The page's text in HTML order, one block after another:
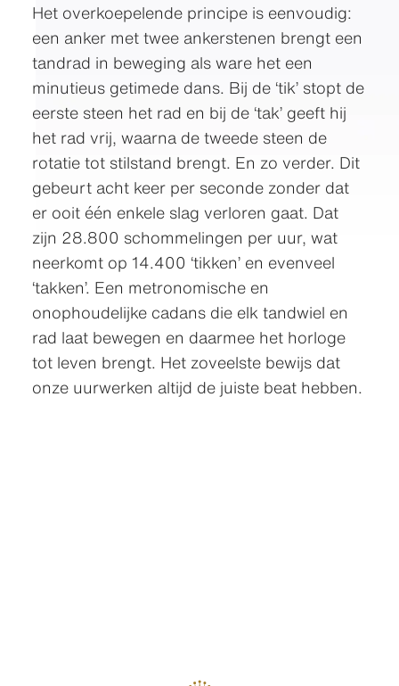
Het overkoepelende principe is eenvoudig:
een anker met twee ankerstenen brengt een
tandrad in beweging als ware het een
minutieus getimede dans. Bij de ‘tik’ stopt de
eerste steen het rad en bij de ‘tak’ geeft hij
het rad vrij, waarna de tweede steen de
rotatie tot stilstand brengt. En zo verder. Dit
gebeurt acht keer per seconde zonder dat
er ooit één enkele slag verloren gaat. Dat
zijn 28.800 schommelingen per uur, wat
neerkomt op 14.400 ‘tikken’ en evenveel
‘takken’. Een metronomische en
onophoudelijke cadans die elk tandwiel en
rad laat bewegen en daarmee het horloge
tot leven brengt. Het zoveelste bewijs dat
onze uurwerken altijd de juiste beat hebben.